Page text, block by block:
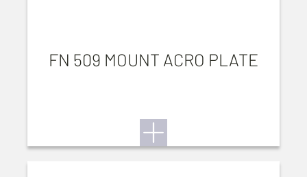
FN 509 MOUNT ACRO PLATE